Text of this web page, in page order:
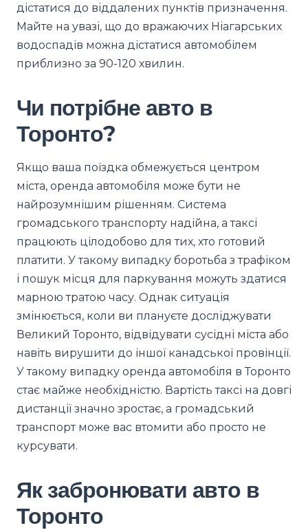
дістатися до віддалених пунктів призначення.
Майте на увазі, що до вражаючих Ніагарських
водоспадів можна дістатися автомобілем
приблизно за 90-120 хвилин.
Чи потрібне авто в
Торонто?
Якщо ваша поїздка обмежується центром
міста, оренда автомобіля може бути не
найрозумнішим рішенням. Система
громадського транспорту надійна, а таксі
працюють цілодобово для тих, хто готовий
платити. У такому випадку боротьба з трафіком
і пошук місця для паркування можуть здатися
марною тратою часу. Однак ситуація
змінюється, коли ви плануєте досліджувати
Великий Торонто, відвідувати сусідні міста або
навіть вирушити до іншої канадської провінції.
У такому випадку оренда автомобіля в Торонто
стає майже необхідністю. Вартість таксі на довгі
дистанції значно зростає, а громадський
транспорт може вас втомити або просто не
курсувати.
Як забронювати авто в
Торонто